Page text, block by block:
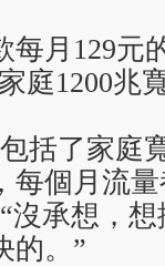
月129元
庭1200兆
括了家庭
每個月流
沒承想，
的。”